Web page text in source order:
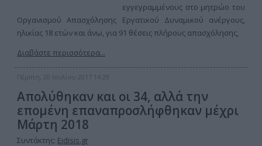
εγγεγραμμένους στο μητρώο του
Οργανισμού Απασχόλησης Εργατικού Δυναμικού ανέργους,
ηλικίας 18 ετών και άνω, για 91 θέσεις πλήρους απασχόλησης,
Διαβάστε περισσότερα...
Πέμπτη, 20 Ιουλίου 2017 14:29
Απολύθηκαν και οι 34, αλλά την
επομένη επαναπροσλήφθηκαν μέχρι
Μάρτη 2018
Συντάκτης: Eidisis.gr